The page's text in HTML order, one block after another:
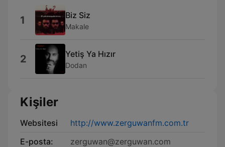
1 Biz Siz
Makale
2 Yetiş Ya Hızır
Dodan
Kişiler
Websitesi
http://www.zerguwanfm.com.tr
E-posta:
zerguwan@zerguwan.com